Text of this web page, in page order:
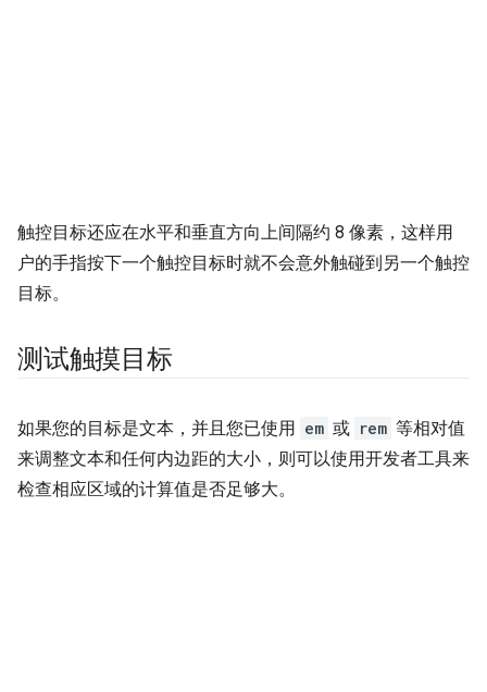
触控目标还应在水平和垂直方向上间隔约 8 像素，这样用
户的手指按下一个触控目标时就不会意外触碰到另一个触控
目标。
测试触摸目标
如果您的目标是文本，并且您已使用 em 或 rem 等相对值
来调整文本和任何内边距的大小，则可以使用开发者工具来
检查相应区域的计算值是否足够大。